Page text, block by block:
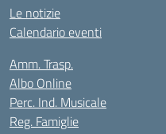
Le notizie
Calendario eventi
Amm. Trasp.
Albo Online
Perc. Ind. Musicale
Reg. Famiglie